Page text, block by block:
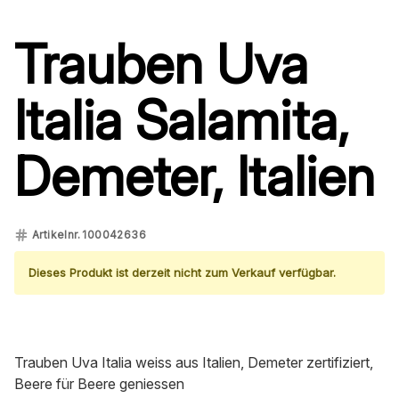
Trauben Uva
Italia Salamita,
Demeter, Italien
Artikelnr. 100042636
Dieses Produkt ist derzeit nicht zum Verkauf verfügbar.
Trauben Uva Italia weiss aus Italien, Demeter zertifiziert,
Beere für Beere geniessen